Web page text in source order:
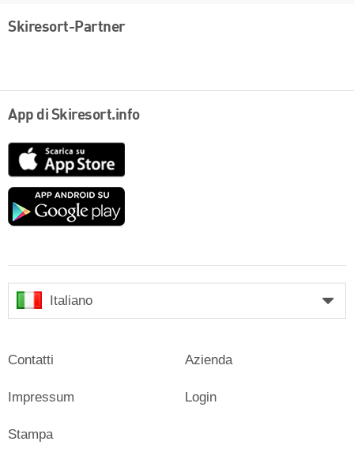
Skiresort-Partner
App di Skiresort.info
Google
Italiano
Contatti
Impressum
Stampa
Azienda
Login